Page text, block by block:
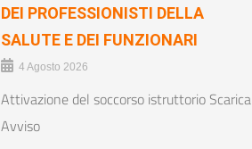
DEI PROFESSIONISTI DELLA
SALUTE E DEI FUNZIONARI
4 Agosto 2026
Attivazione del soccorso istruttorio Scarica
Avviso